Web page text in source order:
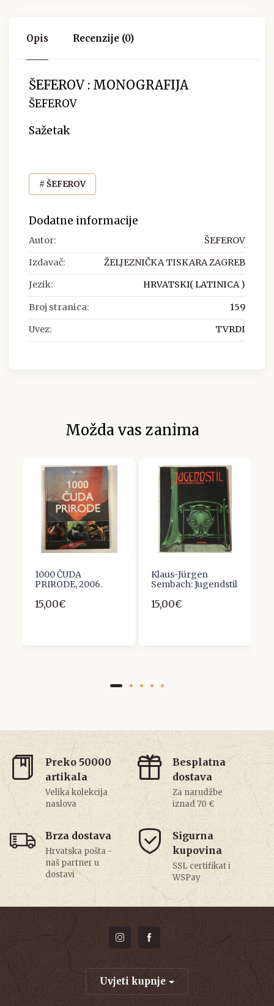
Opis Recenzije (0)
ŠEFEROV : MONOGRAFIJA
ŠEFEROV
Sažetak
# ŠEFEROV
Dodatne informacije
Autor: ŠEFEROV
Izdavač: ŽELJEZNIČKA TISKARA ZAGREB
Jezik: HRVATSKI( LATINICA )
Broj stranica: 159
Uvez: TVRDI
Možda vas zanima
1000 ČUDA
PRIRODE, 2006.
15,00€
Klaus-Jürgen
Sembach: Jugendstil
15,00€
Preko 50000
artikala
Velika kolekcija
naslova
Besplatna
dostava
Za narudžbe
iznad 70 €
Brza dostava
Hrvatska pošta -
naš partner u
dostavi
Sigurna
kupovina
SSL certifikat i
WSPay
Uvjeti kupnje